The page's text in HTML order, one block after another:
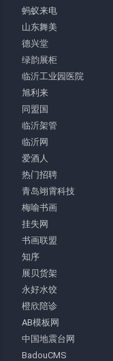
蚂蚁来电
山东舞美
德兴堂
绿韵展柜
临沂工业园医院
旭利来
同盟国
临沂架管
临沂网
爱酒人
热门招聘
青岛翊霄科技
梅喻书画
挂失网
书画联盟
知序
展贝货架
永好水饺
橙欣陪诊
AB模板网
中国地震台网
BadouCMS